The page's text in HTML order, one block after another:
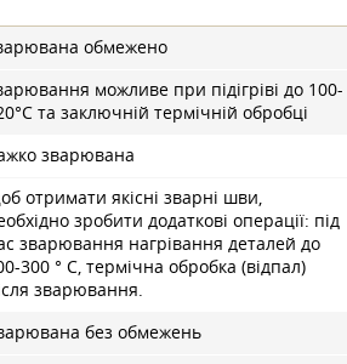
обмежено
можливе при підігріві до 100-
та заключній термічній обробці
зварювана
отримати якісні зварні шви,
зробити додаткові операції: під
зварювання нагрівання деталей до
300 ° C, термічна обробка (відпал)
зварювання.
без обмежень